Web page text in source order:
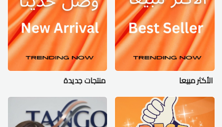
الأكثر مبيعا منتجات جديدة